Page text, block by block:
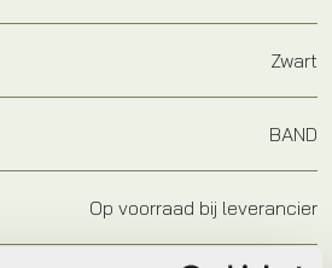
Zwart
BAND
Op voorraad bij leverancier